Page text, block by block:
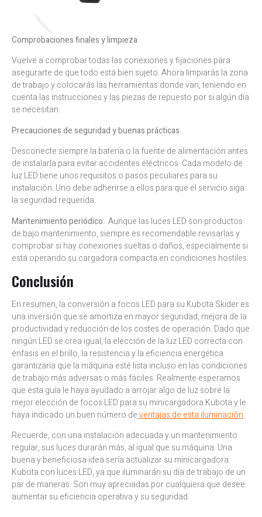
Comprobaciones finales y limpieza
Vuelve a comprobar todas las conexiones y fijaciones para
asegurarte de que todo está bien sujeto. Ahora limpiarás la zona
de trabajo y colocarás las herramientas donde van, teniendo en
cuenta las instrucciones y las piezas de repuesto por si algún día
se necesitan.
Precauciones de seguridad y buenas prácticas
Desconecte siempre la batería o la fuente de alimentación antes
de instalarla para evitar accidentes eléctricos. Cada modelo de
luz LED tiene unos requisitos o pasos peculiares para su
instalación. Uno debe adherirse a ellos para que el servicio siga
la seguridad requerida.
Mantenimiento periódico: Aunque las luces LED son productos
de bajo mantenimiento, siempre es recomendable revisarlas y
comprobar si hay conexiones sueltas o daños, especialmente si
está operando su cargadora compacta en condiciones hostiles.
Conclusión
En resumen, la conversión a focos LED para su Kubota Skider es
una inversión que se amortiza en mayor seguridad, mejora de la
productividad y reducción de los costes de operación. Dado que
ningún LED se crea igual, la elección de la luz LED correcta con
énfasis en el brillo, la resistencia y la eficiencia energética
garantizaría que la máquina esté lista incluso en las condiciones
de trabajo más adversas o más fáciles. Realmente esperamos
que esta guía le haya ayudado a arrojar algo de luz sobre la
mejor elección de focos LED para su minicargadora Kubota y le
haya indicado un buen número deventajas de esta iluminación.
Recuerde, con una instalación adecuada y un mantenimiento
regular, sus luces durarán más, al igual que su máquina. Una
buena y beneficiosa idea sería actualizar su minicargadora
Kubota con luces LED, ya que iluminarán su día de trabajo de un
par de maneras. Son muy apreciadas por cualquiera que desee
aumentar su eficiencia operativa y su seguridad.